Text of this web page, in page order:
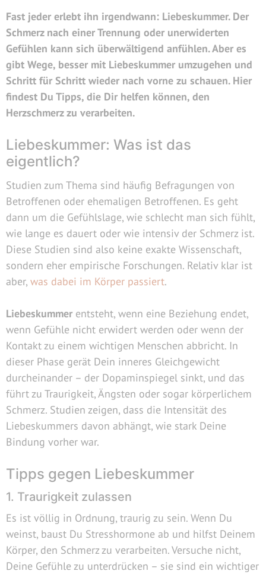
Fast jeder erlebt ihn irgendwann: Liebeskummer. Der
Schmerz nach einer Trennung oder unerwiderten
Gefühlen kann sich überwältigend anfühlen. Aber es
gibt Wege, besser mit Liebeskummer umzugehen und
Schritt für Schritt wieder nach vorne zu schauen. Hier
findest Du Tipps, die Dir helfen können, den
Herzschmerz zu verarbeiten.
Liebeskummer: Was ist das
eigentlich?
Studien zum Thema sind häufig Befragungen von
Betroffenen oder ehemaligen Betroffenen. Es geht
dann um die Gefühlslage, wie schlecht man sich fühlt,
wie lange es dauert oder wie intensiv der Schmerz ist.
Diese Studien sind also keine exakte Wissenschaft,
sondern eher empirische Forschungen. Relativ klar ist
aber, was dabei im Körper passiert.
Liebeskummer entsteht, wenn eine Beziehung endet,
wenn Gefühle nicht erwidert werden oder wenn der
Kontakt zu einem wichtigen Menschen abbricht. In
dieser Phase gerät Dein inneres Gleichgewicht
durcheinander – der Dopaminspiegel sinkt, und das
führt zu Traurigkeit, Ängsten oder sogar körperlichem
Schmerz. Studien zeigen, dass die Intensität des
Liebeskummers davon abhängt, wie stark Deine
Bindung vorher war.
Tipps gegen Liebeskummer
1. Traurigkeit zulassen
Es ist völlig in Ordnung, traurig zu sein. Wenn Du
weinst, baust Du Stresshormone ab und hilfst Deinem
Körper, den Schmerz zu verarbeiten. Versuche nicht,
Deine Gefühle zu unterdrücken – sie sind ein wichtiger